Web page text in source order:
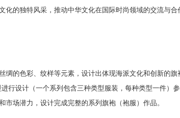
化的独特风采，推动中华文化在国际时尚领域的交流与
绸的色彩、纹样等元素，设计出体现海派文化和创新的
进行设计（一个系列包含三种类型服装，每种类型一件）
市场潜力，设计完成完整的系列旗袍（袍服）作品。